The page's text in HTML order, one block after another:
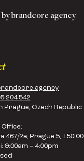
204 542
Prague, Czech Republic
467/2a, Prague 5, 150 00
9:00am – 4:00pm
brandcore agency